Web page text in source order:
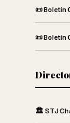
📜 Boletín
📜 Boletín
🏛️ STJ